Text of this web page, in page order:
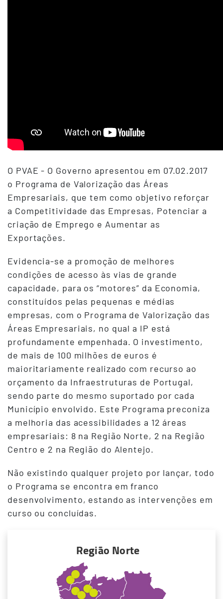
O PVAE - O Governo apresentou em 07.02.2017
o Programa de Valorização das Áreas
Empresariais, que tem como objetivo reforçar
a Competitividade das Empresas, Potenciar a
criação de Emprego e Aumentar as
Exportações.
Evidencia-se a promoção de melhores
condições de acesso às vias de grande
capacidade, para os “motores” da Economia,
constituídos pelas pequenas e médias
empresas, com o Programa de Valorização das
Áreas Empresariais, no qual a IP está
profundamente empenhada. O investimento,
de mais de 100 milhões de euros é
maioritariamente realizado com recurso ao
orçamento da Infraestruturas de Portugal,
sendo parte do mesmo suportado por cada
Município envolvido. Este Programa preconiza
a melhoria das acessibilidades a 12 áreas
empresariais: 8 na Região Norte, 2 na Região
Centro e 2 na Região do Alentejo.
Não existindo qualquer projeto por lançar, todo
o Programa se encontra em franco
desenvolvimento, estando as intervenções em
curso ou concluídas.
Região Norte